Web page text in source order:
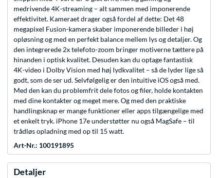
medrivende 4K-streaming – alt sammen med imponerende
effektivitet. Kameraet drager også fordel af dette: Det 48
megapixel Fusion-kamera skaber imponerende billeder i høj
opløsning og med en perfekt balance mellem lys og detaljer. Og
den integrerede 2x telefoto-zoom bringer motiverne tættere på
hinanden i optisk kvalitet. Desuden kan du optage fantastisk
4K-video i Dolby Vision med høj lydkvalitet – så de lyder lige så
godt, som de ser ud. Selvfølgelig er den intuitive iOS også med.
Med den kan du problemfrit dele fotos og filer, holde kontakten
med dine kontakter og meget mere. Og med den praktiske
handlingsknap er mange funktioner eller apps tilgængelige med
et enkelt tryk. iPhone 17e understøtter nu også MagSafe – til
trådløs opladning med op til 15 watt.
Art-Nr.: 100191895
Detaljer